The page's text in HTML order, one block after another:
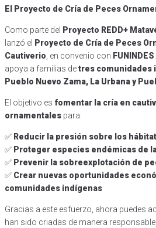
El Proyecto de Cría de Peces
Como parte del Proyecto REDD+
lanzó el Proyecto de Cría de Peces
Cautiverio , en convenio con FUNINDES
apoya a familias detres comunidades
Pueblo Nuevo Zama, La Urbana y
El objetivo es fomentar la cría en
ornamentales para:
✅ Reducir la presión sobre los
✅ Proteger especies endémicas de
✅ Prevenir la sobreexplotación de
✅ Crear nuevas oportunidades
comunidades indígenas
Gracias a este esfuerzo, ahora puedes
han sido criadas de manera